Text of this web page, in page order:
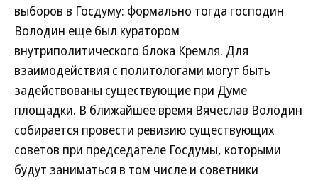
выборов в Госдуму: формально тогда господин
Володин еще был куратором
внутриполитического блока Кремля. Для
взаимодействия с политологами могут быть
задействованы существующие при Думе
площадки. В ближайшее время Вячеслав Володин
собирается провести ревизию существующих
советов при председателе Госдумы, которыми
будут заниматься в том числе и советники